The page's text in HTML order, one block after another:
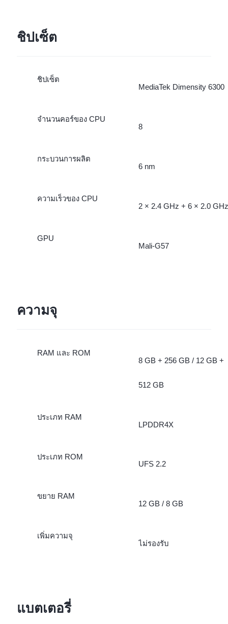
ชิปเซ็ต
ชิปเซ็ต
MediaTek Dimensity 6300
จำนวนคอร์ของ CPU
8
กระบวนการผลิต
6 nm
ความเร็วของ CPU
2 × 2.4 GHz + 6 × 2.0 GHz
GPU
Mali-G57
ความจุ
RAM และ ROM
8 GB + 256 GB / 12 GB +
512 GB
ประเภท RAM
LPDDR4X
ประเภท ROM
UFS 2.2
ขยาย RAM
12 GB / 8 GB
เพิ่มความจุ
ไม่รองรับ
แบตเตอรี่